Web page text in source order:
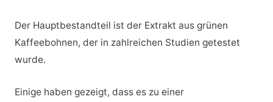
Der Hauptbestandteil ist der Extrakt aus grünen
Kaffeebohnen, der in zahlreichen Studien getestet
wurde.
Einige haben gezeigt, dass es zu einer